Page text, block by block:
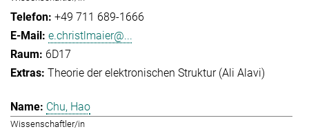
+49 711 689-1666
e.christlmaier@...
6D17
Theorie der elektronischen Struktur (Ali Alavi)
Chu, Hao
Wissenschaftler/in